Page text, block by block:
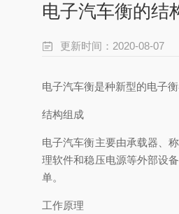
电子汽车衡的结
更新时间：2020-08-07
电子汽车衡是种新型的电子
结构组成
电子汽车衡主要由承载器、
理软件和稳压电源等外部设
单。
工作原理